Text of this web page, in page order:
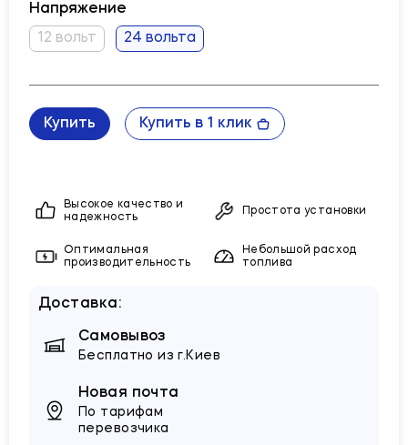
Напряжение
12 вольт
24 вольта
Купить Купить в 1 клик
Высокое качество и
надежность
Простота установки
Оптимальная
производительность
Небольшой расход
топлива
Доставка:
Самовывоз
Бесплатно из г.Киев
Новая почта
По тарифам
перевозчика